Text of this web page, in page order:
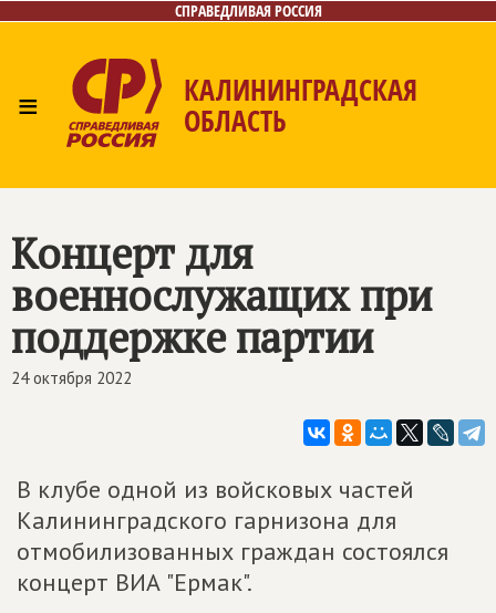
СПРАВЕДЛИВАЯ РОССИЯ
≡ КАЛИНИНГРАДСКАЯ
ОБЛАСТЬ
Концерт для
военнослужащих при
поддержке партии
24 октября 2022
В клубе одной из войсковых частей
Калининградского гарнизона для
отмобилизованных граждан состоялся
концерт ВИА "Ермак".